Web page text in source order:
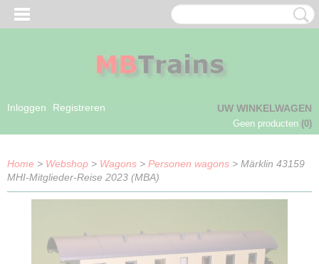
Inloggen Registreren UW WINKELWAGEN
Geen producten (0)
Home > Webshop > Wagons > Personen wagons > Märklin 43159
MHI-Mitglieder-Reise 2023 (MBA)